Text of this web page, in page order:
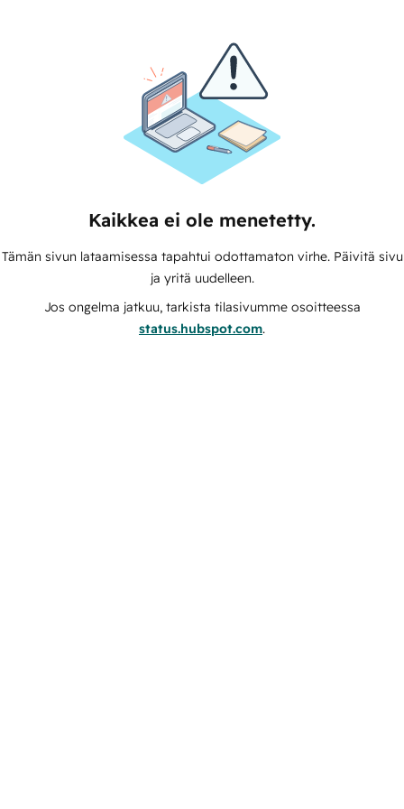
Kaikkea ei ole menetetty.
Tämän sivun lataamisessa tapahtui odottamaton virhe. Päivitä sivu
ja yritä uudelleen.
Jos ongelma jatkuu, tarkista tilasivumme osoitteessa
status.hubspot.com.